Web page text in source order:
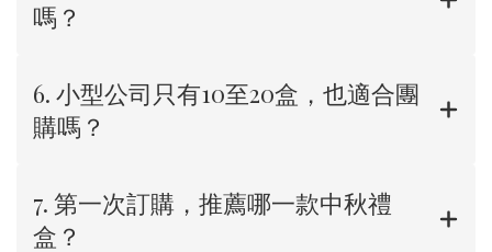
嗎？
6. 小型公司只有10至20盒，也適合團
購嗎？
7. 第一次訂購，推薦哪一款中秋禮
盒？